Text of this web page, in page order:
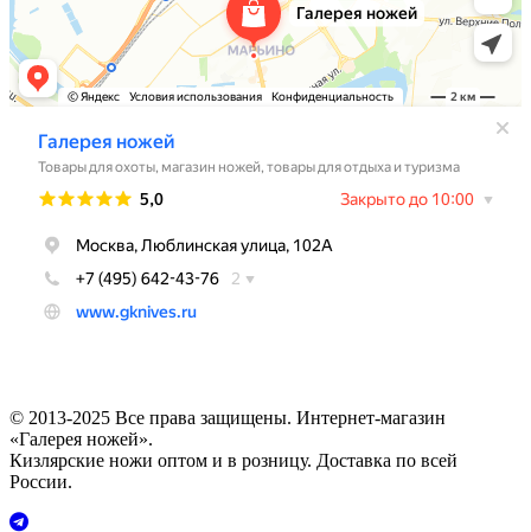
© 2013-2025 Все права защищены. Интернет-магазин
«Галерея ножей».
Кизлярские ножи оптом и в розницу. Доставка по всей
России.